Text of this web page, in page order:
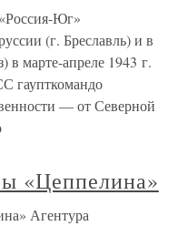
Юг»
(г. Бреславль) и в
марте-апреле 1943 г.
гаупткомандо
— от Северной
«Цеппелина»
Агентура